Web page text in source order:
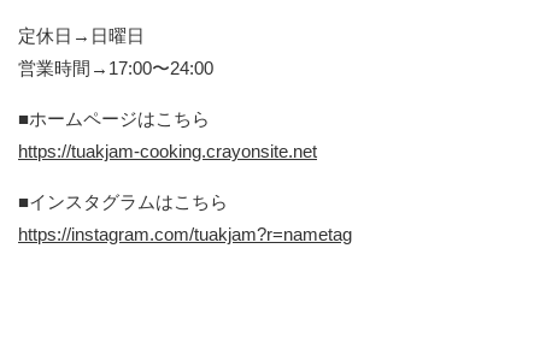
定休日→日曜日
営業時間→17:00〜24:00
■ホームページはこちら
https://tuakjam-cooking.crayonsite.net
■インスタグラムはこちら
https://instagram.com/tuakjam?r=nametag